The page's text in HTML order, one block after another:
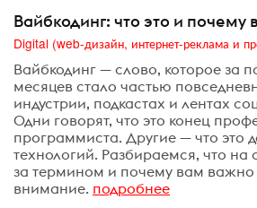
Вайбкодинг: что это и почему
Вайбкодинг — слово, которое за
месяцев стало частью
индустрии, подкастах и лентах
Одни говорят, что это конец
программиста. Другие — что это
технологий. Разбираемся, что на
за термином и почему вам важно
внимание. подробнее